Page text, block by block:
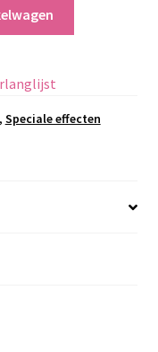
, Speciale effecten